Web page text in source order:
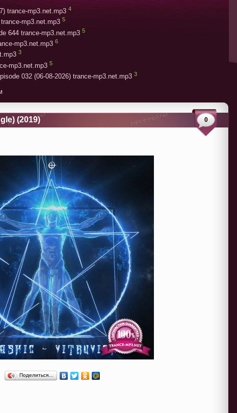
trance-mp3.net.mp3 4
mp3.net.mp3 5
644 trance-mp3.net.mp3 5
mp3.net.mp3 6
3
mp3.net.mp3 5
032 (06-08-2026) trance-mp3.net.mp3 3
(2019) 0
Поделиться…